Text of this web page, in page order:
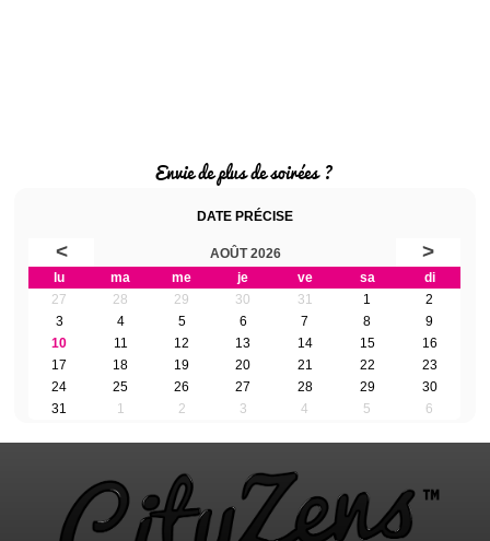
Envie de plus de soirées ?
DATE PRÉCISE
< AOÛT 2026 >
lu ma me je ve sa
di
27
28 29 30 31 1
2
3
4 5 6 7 8
9
10
11 12 13 14 15
16
17
18 19 20 21 22
23
24
25 26 27 28 29
30
31
1 2 3 4 5 6